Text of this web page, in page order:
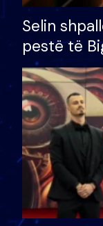
Selin
pestë të
çmimin e